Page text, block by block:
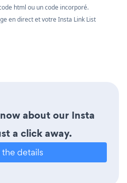
html ou un code incorporé.
en direct et votre Insta Link List
about our Insta
a click away.
the details